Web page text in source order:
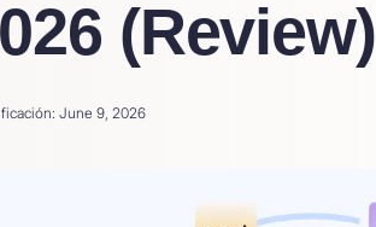
(Review)
June 9, 2026